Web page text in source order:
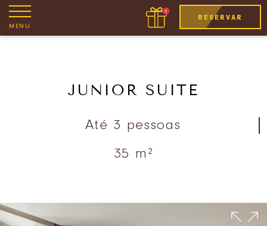
MENU
RESERVAR
JUNIOR SUITE
Até 3 pessoas
35 m²